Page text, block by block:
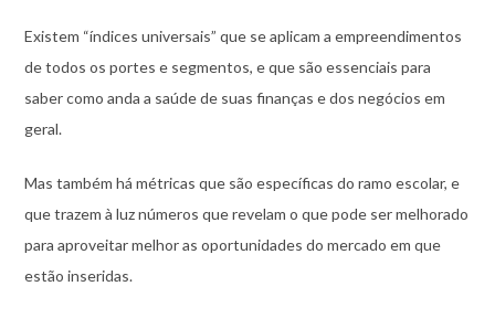
Existem “índices universais” que se aplicam a empreendimentos
de todos os portes e segmentos, e que são essenciais para
saber como anda a saúde de suas finanças e dos negócios em
geral.
Mas também há métricas que são específicas do ramo escolar, e
que trazem à luz números que revelam o que pode ser melhorado
para aproveitar melhor as oportunidades do mercado em que
estão inseridas.